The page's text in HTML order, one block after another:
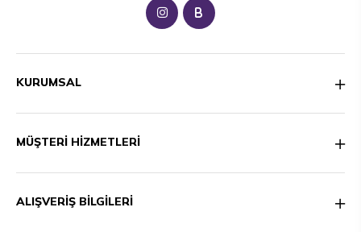
B
KURUMSAL
MÜŞTERİ HİZMETLERİ
ALIŞVERİŞ BİLGİLERİ